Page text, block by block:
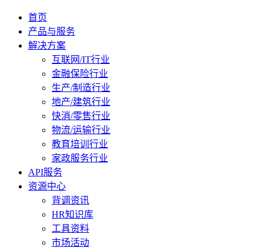
首页
产品与服务
解决方案
互联网/IT行业
金融保险行业
生产/制造行业
地产/建筑行业
快消/零售行业
物流/运输行业
教育培训行业
家政服务行业
API服务
资源中心
背调资讯
HR知识库
工具资料
市场活动